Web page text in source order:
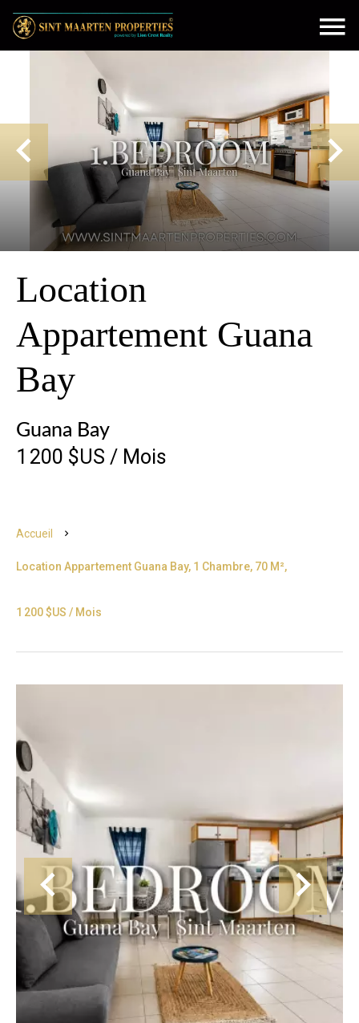
Location
Appartement Guana
Bay
Guana Bay
1 200 $US / Mois
Accueil
Location Appartement Guana Bay, 1 Chambre, 70 M²,
1 200 $US / Mois